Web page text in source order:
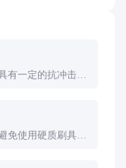
有一定的抗冲击
免使用硬质刷具或